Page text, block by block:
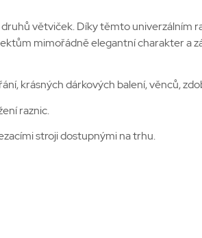
větviček. Díky těmto univerzálním
mimořádně elegantní charakter a
krásných dárkových balení, věnců,
raznic.
stroji dostupnými na trhu.